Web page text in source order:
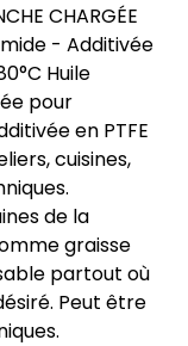
CHARGÉE
- Additivée
Huile
pour
en PTFE
cuisines,
de la
graisse
partout où
Peut être